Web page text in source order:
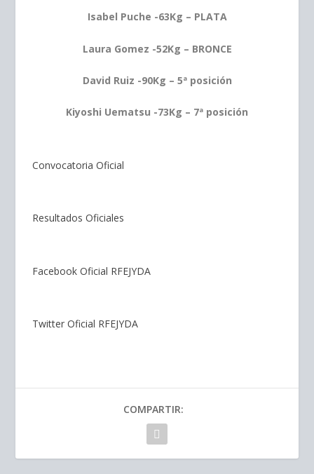
Isabel Puche -63Kg – PLATA
Laura Gomez -52Kg – BRONCE
David Ruiz -90Kg – 5ª posición
Kiyoshi Uematsu -73Kg – 7ª posición
Convocatoria Oficial
Resultados Oficiales
Facebook Oficial RFEJYDA
Twitter Oficial RFEJYDA
COMPARTIR: